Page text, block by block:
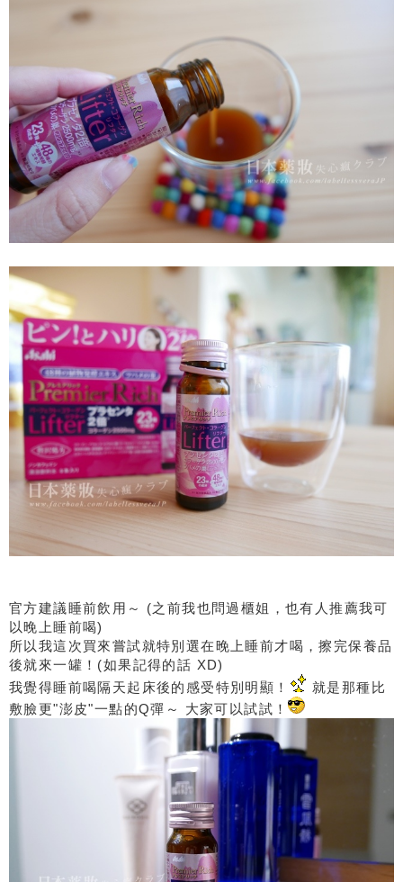
官方建議睡前飲用～ (之前我也問過櫃姐，也有人推薦我可
以晚上睡前喝)
所以我這次買來嘗試就特別選在晚上睡前才喝，擦完保養品
後就來一罐！(如果記得的話 XD)
我覺得睡前喝隔天起床後的感受特別明顯！
就是那種比
敷臉更"澎皮"一點的Q彈～ 大家可以試試！